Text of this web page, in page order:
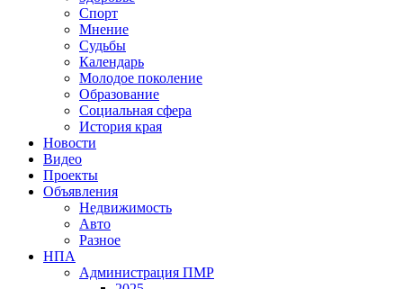
Спорт
Мнение
Судьбы
Календарь
Молодое поколение
Образование
Социальная сфера
История края
Новости
Видео
Проекты
Объявления
Недвижимость
Авто
Разное
НПА
Администрация ПМР